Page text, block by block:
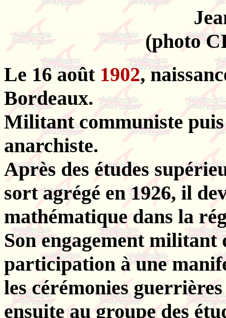
(photo
Le 16 août 1902,
Bordeaux.
Militant communiste
anarchiste.
Après des études
sort agrégé en 1926, il
mathématique dans la
Son engagement militant
participation à une
les cérémonies
ensuite au groupe des